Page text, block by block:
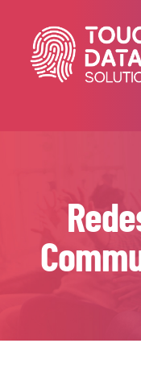
content
Arriendo & Venta
Desarrollos